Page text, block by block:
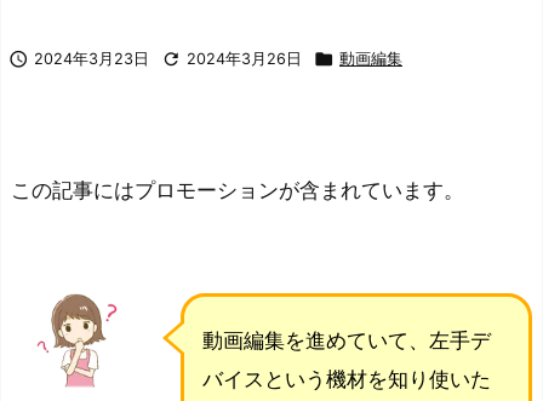
 2024年3月23日  2024年3月26日  動画編集
この記事にはプロモーションが含まれています。
動画編集を進めていて、左手デ
バイスという機材を知り使いた